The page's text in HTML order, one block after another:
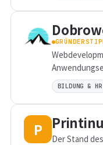
BILDUNG & HR
P
Der Stand